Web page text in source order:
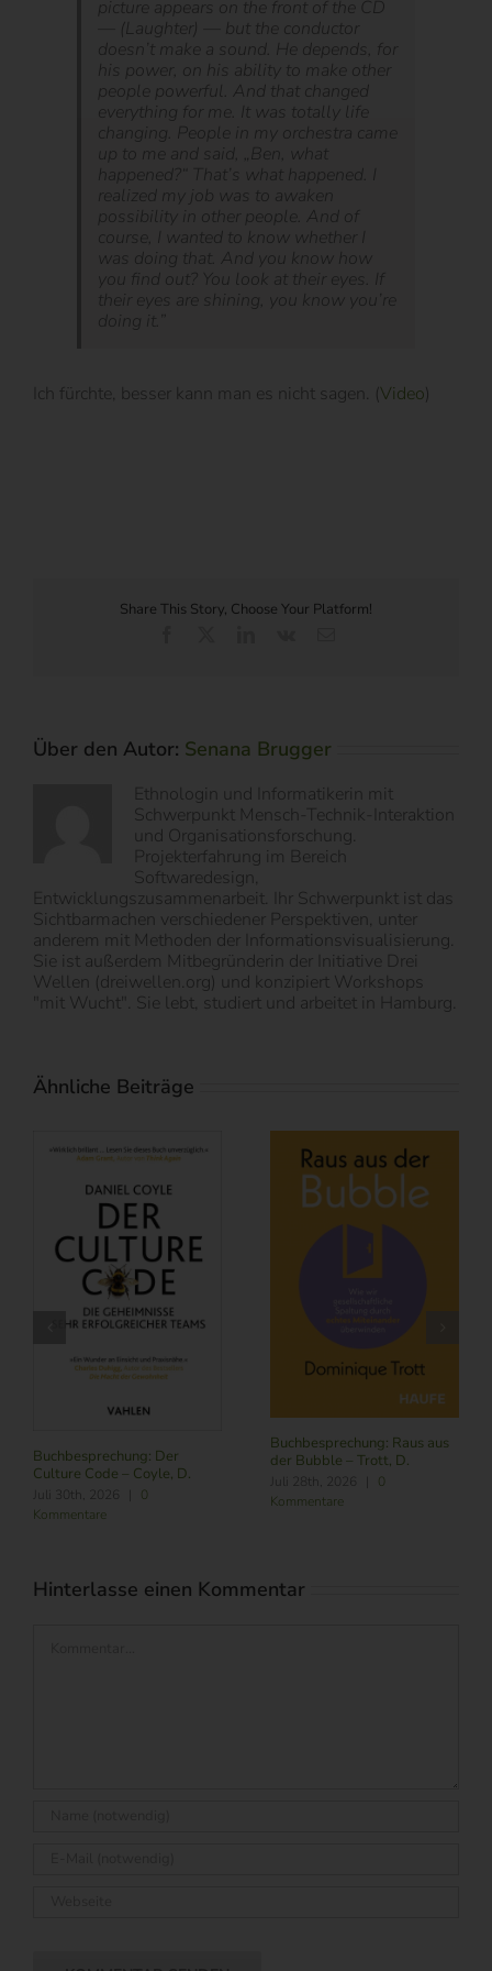
picture appears on the front of the CD
— (Laughter) — but the conductor
doesn’t make a sound. He depends, for
his power, on his ability to make other
people powerful. And that changed
everything for me. It was totally life
changing. People in my orchestra came
up to me and said, „Ben, what
happened?“ That’s what happened. I
realized my job was to awaken
possibility in other people. And of
course, I wanted to know whether I
was doing that. And you know how
you find out? You look at their eyes. If
their eyes are shining, you know you’re
doing it.”
Ich fürchte, besser kann man es nicht sagen. (Video)
Share This Story, Choose Your Platform!
Über den Autor: Senana Brugger
Ethnologin und Informatikerin mit
Schwerpunkt Mensch-Technik-Interaktion
und Organisationsforschung.
Projekterfahrung im Bereich
Softwaredesign,
Entwicklungszusammenarbeit. Ihr Schwerpunkt ist das
Sichtbarmachen verschiedener Perspektiven, unter
anderem mit Methoden der Informationsvisualisierung.
Sie ist außerdem Mitbegründerin der Initiative Drei
Wellen (dreiwellen.org) und konzipiert Workshops
"mit Wucht". Sie lebt, studiert und arbeitet in Hamburg.
Ähnliche Beiträge
Buchbesprechung: Der
Culture Code – Coyle, D.
Juli 30th, 2026
Kommentare
Buchbesprechung: Raus aus
der Bubble – Trott, D.
Juli 28th, 2026
Kommentare
Hinterlasse einen Kommentar